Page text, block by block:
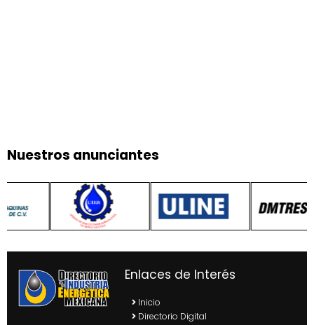
Nuestros anunciantes
Enlaces de Interés
Inicio
Directorio Digital